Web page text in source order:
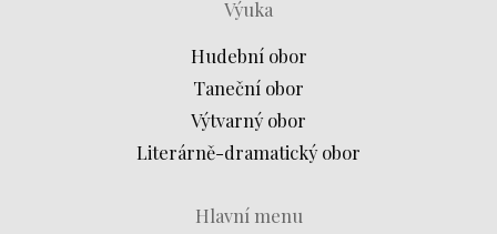
Výuka
Hudební obor
Taneční obor
Výtvarný obor
Literárně-dramatický obor
Hlavní menu